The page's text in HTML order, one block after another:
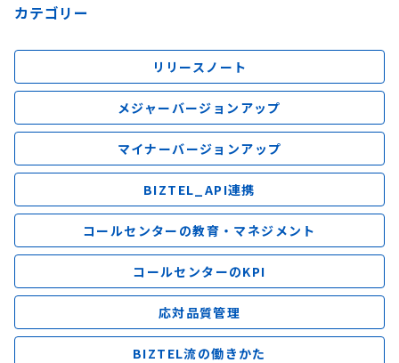
カテゴリー
リリースノート
メジャーバージョンアップ
マイナーバージョンアップ
BIZTEL_API連携
コールセンターの教育・マネジメント
コールセンターのKPI
応対品質管理
BIZTEL流の働きかた